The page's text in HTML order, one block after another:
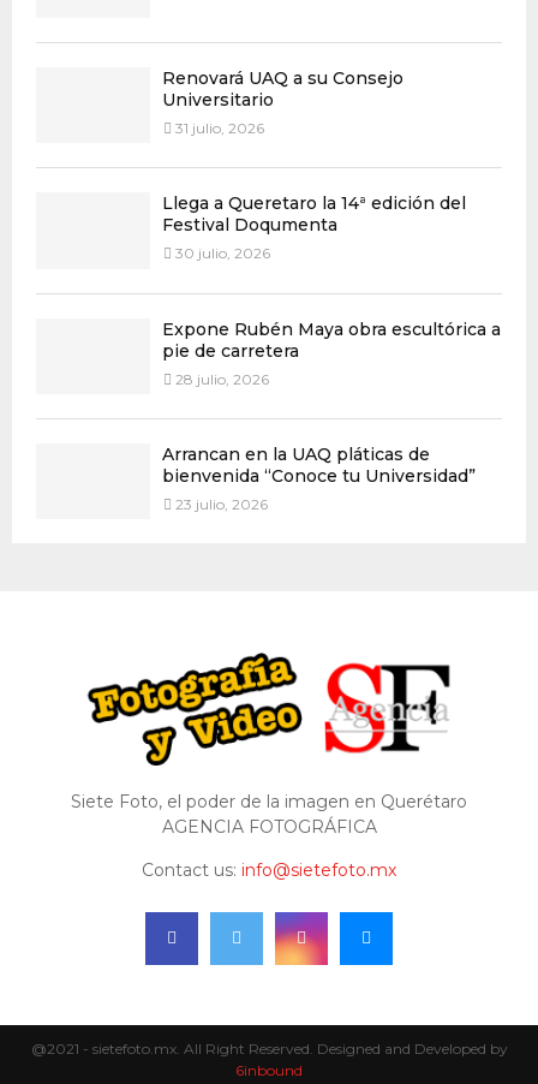
Renovará UAQ a su Consejo
Universitario
31 julio, 2026
Llega a Queretaro la 14ª edición del
Festival Doqumenta
30 julio, 2026
Expone Rubén Maya obra escultórica a
pie de carretera
28 julio, 2026
Arrancan en la UAQ pláticas de
bienvenida “Conoce tu Universidad”
23 julio, 2026
Siete Foto, el poder de la imagen en Querétaro
AGENCIA FOTOGRÁFICA
Contact us: info@sietefoto.mx
@2021 - sietefoto.mx. All Right Reserved. Designed and Developed by
6inbound